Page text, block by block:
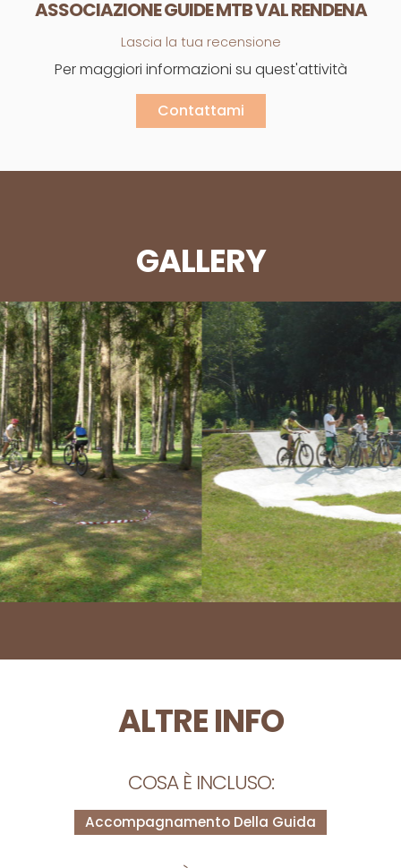
ASSOCIAZIONE GUIDE MTB VAL RENDENA
Lascia la tua recensione
Per maggiori informazioni su quest'attività
Contattami
GALLERY
ALTRE INFO
COSA È INCLUSO:
Accompagnamento Della Guida